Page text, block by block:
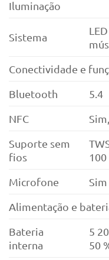
Iluminação
Sistema
Conectividade e
Bluetooth
5.4
NFC
Suporte sem
fios
Microfone
Sim
Alimentação e
Bateria
interna
5
50